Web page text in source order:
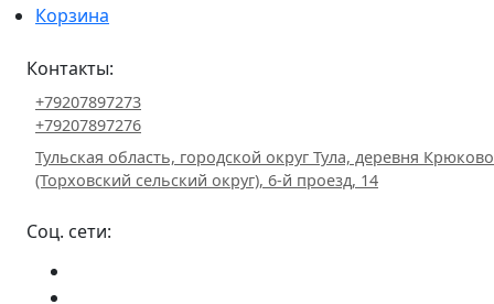
Корзина
Контакты:
+79207897273
+79207897276
Тульская область, городской округ Тула, деревня Крюково
(Торховский сельский округ), 6-й проезд, 14
Соц. сети: